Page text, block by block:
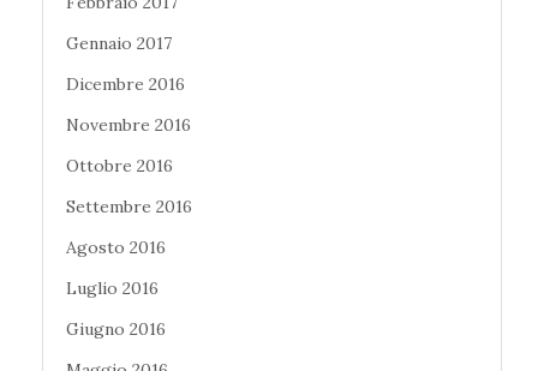
Gennaio 2017
Dicembre 2016
Novembre 2016
Ottobre 2016
Settembre 2016
Agosto 2016
Luglio 2016
Giugno 2016